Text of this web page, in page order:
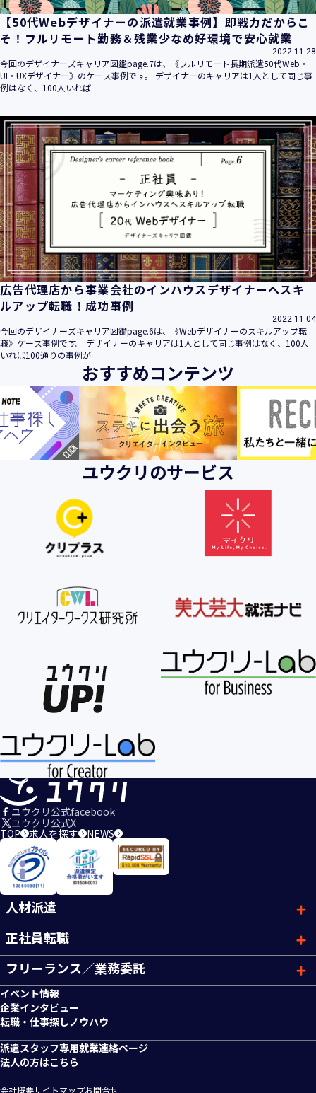
【50代Webデザイナーの派遣就業事例】即戦力だからこ
そ！フルリモート勤務＆残業少なめ好環境で安心就業
2022.11.28
今回のデザイナーズキャリア図鑑page.7は、《フルリモート長期派遣50代Web・
UI・UXデザイナー》のケース事例です。 デザイナーのキャリアは1人として同じ事
例はなく、100人いれば
広告代理店から事業会社のインハウスデザイナーへスキ
ルアップ転職！成功事例
2022.11.04
今回のデザイナーズキャリア図鑑page.6は、《Webデザイナーのスキルアップ転
職》ケース事例です。 デザイナーのキャリアは1人として同じ事例はなく、100人
いれば100通りの事例が
おすすめコンテンツ
ユウクリのサービス
ユウクリ公式facebook
ユウクリ公式X
TOP 求人を探す NEWS
人材派遣
正社員転職
フリーランス／業務委託
イベント情報
企業インタビュー
転職・仕事探しノウハウ
派遣スタッフ専用就業連絡ページ
法人の方はこちら
会社概要サイトマップお問合せ